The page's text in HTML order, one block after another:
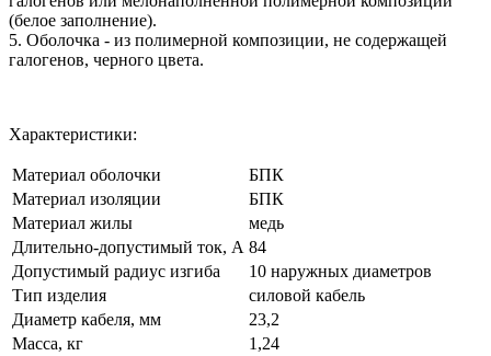
(белое заполнение).
5. Оболочка - из полимерной композиции, не содержащей
галогенов, черного цвета.
Характеристики:
Материал оболочки
БПК
Материал изоляции
БПК
Материал жилы
медь
Длительно-допустимый ток, А 84
Допустимый радиус изгиба
10 наружных диаметров
Тип изделия
силовой кабель
Диаметр кабеля, мм
23,2
Масса, кг
1,24